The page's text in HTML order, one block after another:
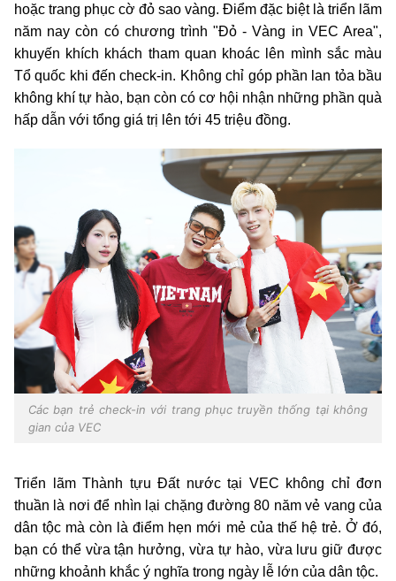
hoặc trang phục cờ đỏ sao vàng. Điểm đặc biệt là triển lãm
năm nay còn có chương trình "Đỏ - Vàng in VEC Area",
khuyến khích khách tham quan khoác lên mình sắc màu
Tổ quốc khi đến check-in. Không chỉ góp phần lan tỏa bầu
không khí tự hào, bạn còn có cơ hội nhận những phần quà
hấp dẫn với tổng giá trị lên tới 45 triệu đồng.
Các bạn trẻ check-in với trang phục truyền thống tại không
gian của VEC
Triển lãm Thành tựu Đất nước tại VEC không chỉ đơn
thuần là nơi để nhìn lại chặng đường 80 năm vẻ vang của
dân tộc mà còn là điểm hẹn mới mẻ của thế hệ trẻ. Ở đó,
bạn có thể vừa tận hưởng, vừa tự hào, vừa lưu giữ được
những khoảnh khắc ý nghĩa trong ngày lễ lớn của dân tộc.